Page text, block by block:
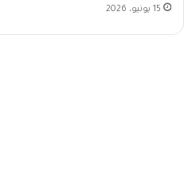
15 يونيو، 2026